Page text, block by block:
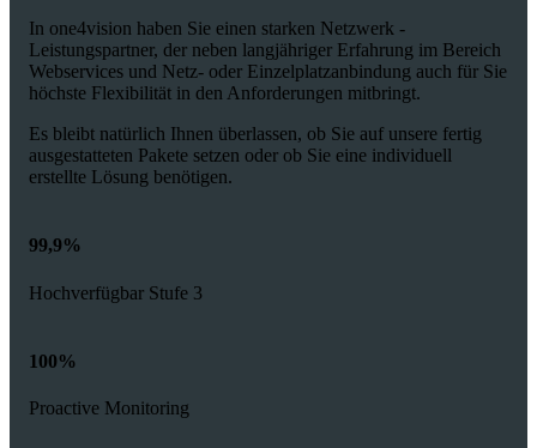
In one4vision haben Sie einen starken Netzwerk -
Leistungspartner, der neben langjähriger Erfahrung im Bereich
Webservices und Netz- oder Einzelplatzanbindung auch für Sie
höchste Flexibilität in den Anforderungen mitbringt.
Es bleibt natürlich Ihnen überlassen, ob Sie auf unsere fertig
ausgestatteten Pakete setzen oder ob Sie eine individuell
erstellte Lösung benötigen.
99,9%
Hochverfügbar Stufe 3
100%
Proactive Monitoring